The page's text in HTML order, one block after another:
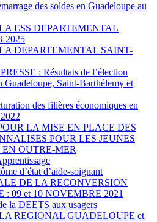
des soldes en Guadeloupe au
ESS DEPARTEMENTAL
2025
DEPARTEMENTAL SAINT-
: Résultats de l’élection
Guadeloupe, Saint-Barthélemy et
des filières économiques en
LA MISE EN PLACE DES
POUR LES JEUNES
OUTRE-MER
d’état d’aide-soignant
DE LA RECONVERSION
: 09 et 10 NOVEMBRE 2021
la DEETS aux usagers
REGIONAL GUADELOUPE et